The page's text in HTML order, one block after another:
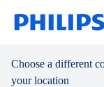
Choose a different
your location